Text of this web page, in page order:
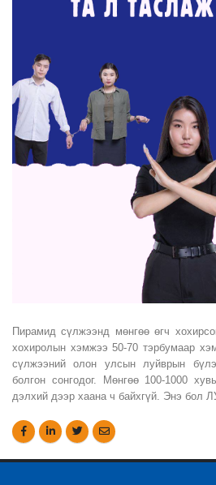
Пирамид сүлжээнд мөнгөө өгч
хохиролын хэмжээ 50-70 тэрбумаар
сүлжээний олон улсын луйврын
болгон сонгодог. Мөнгөө 100-1000
дэлхий дээр хаана ч байхгүй. Энэ бол